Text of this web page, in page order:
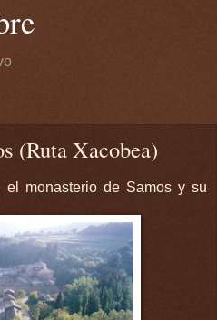
(Ruta Xacobea)
monasterio de Samos y su